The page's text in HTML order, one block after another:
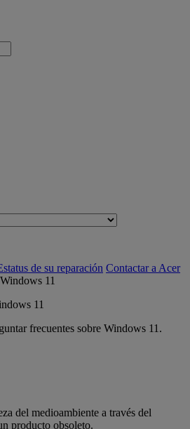
de su reparación Contactar a Acer
11
frecuentes sobre Windows 11.
del medioambiente a través del
producto obsoleto.